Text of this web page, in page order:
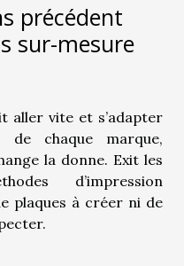
précédent
sur-mesure
aller vite et s’adapter
de chaque marque,
la donne. Exit les
d’impression
plaques à créer ni de